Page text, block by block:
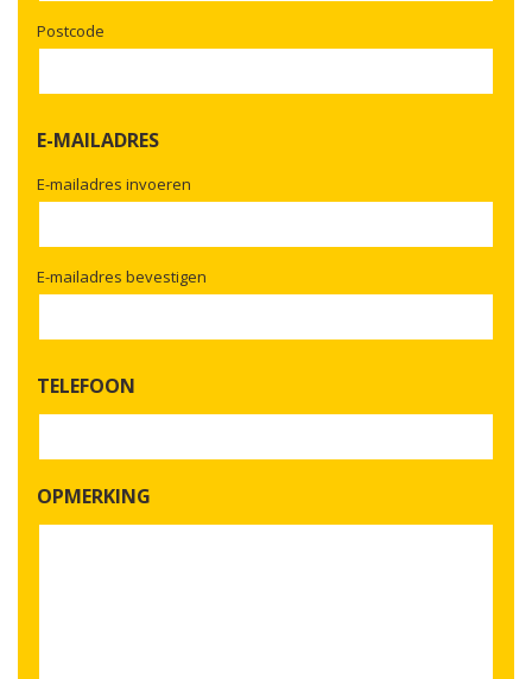
Postcode
E-MAILADRES
E-mailadres invoeren
E-mailadres bevestigen
TELEFOON
OPMERKING